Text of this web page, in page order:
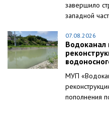
завершило
западной
07.08.2026
Водоканал
МУП
пополнения